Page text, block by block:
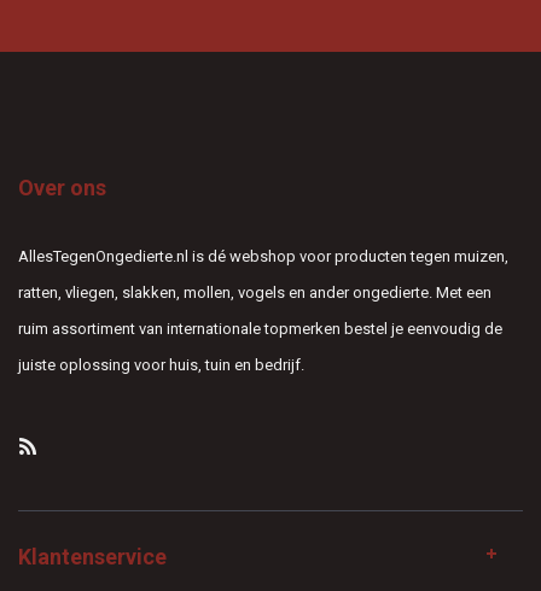
Over ons
AllesTegenOngedierte.nl is dé webshop voor producten tegen muizen,
ratten, vliegen, slakken, mollen, vogels en ander ongedierte. Met een
ruim assortiment van internationale topmerken bestel je eenvoudig de
juiste oplossing voor huis, tuin en bedrijf.
Klantenservice